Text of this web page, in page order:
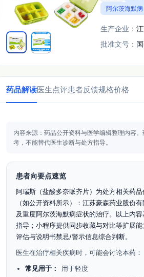
阿尔茨海默病
生产企业：
批准文号：
药品解读医生点评患者反馈规格价格
内容来源：药品公开资料与医学编辑整理内容。
考，不能替代医生诊断与处方指导。
患者向要点速览
阿瑞斯（盐酸多奈哌齐片）为处方相关药
（如公开资料所示）：江苏豪森药业股份
及重度阿尔茨海默病症状的治疗。以上内
指导；小程序提供同步收藏与对比等扩展
评估与说明书禁忌/警示信息综合判断。
医生在治疗相关疾病时，可能会讨论本药：
常见用于：
用于轻度